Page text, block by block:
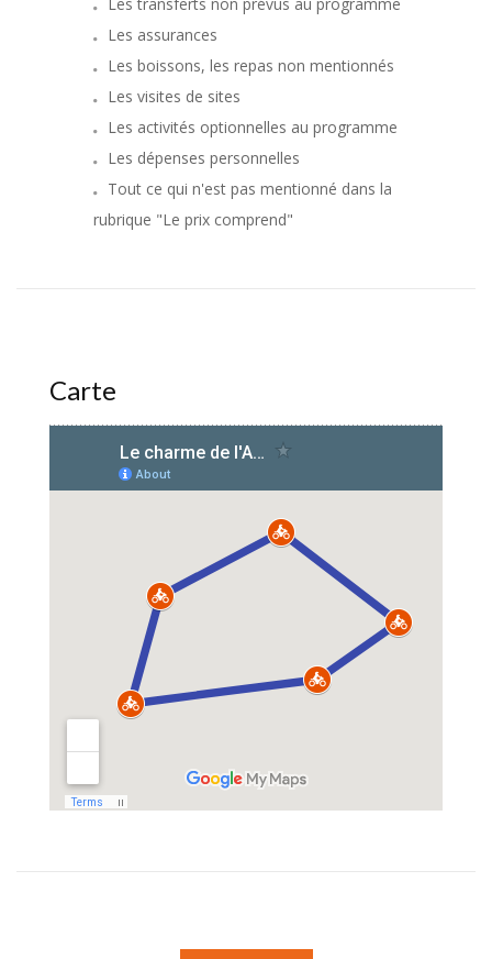
Les transferts non prévus au programme
Les assurances
Les boissons, les repas non mentionnés
Les visites de sites
Les activités optionnelles au programme
Les dépenses personnelles
Tout ce qui n'est pas mentionné dans la
rubrique "Le prix comprend"
Carte